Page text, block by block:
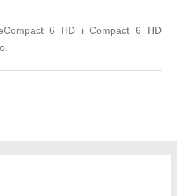
6 HD i Compact 6 HD